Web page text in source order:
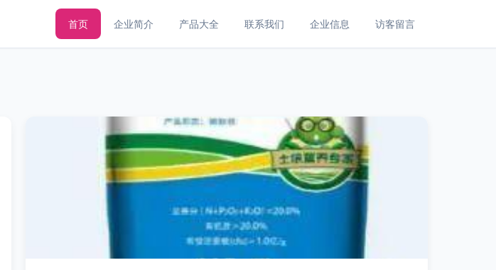
首页 企业简介 产品大全 联系我们 企业信息 访客留言